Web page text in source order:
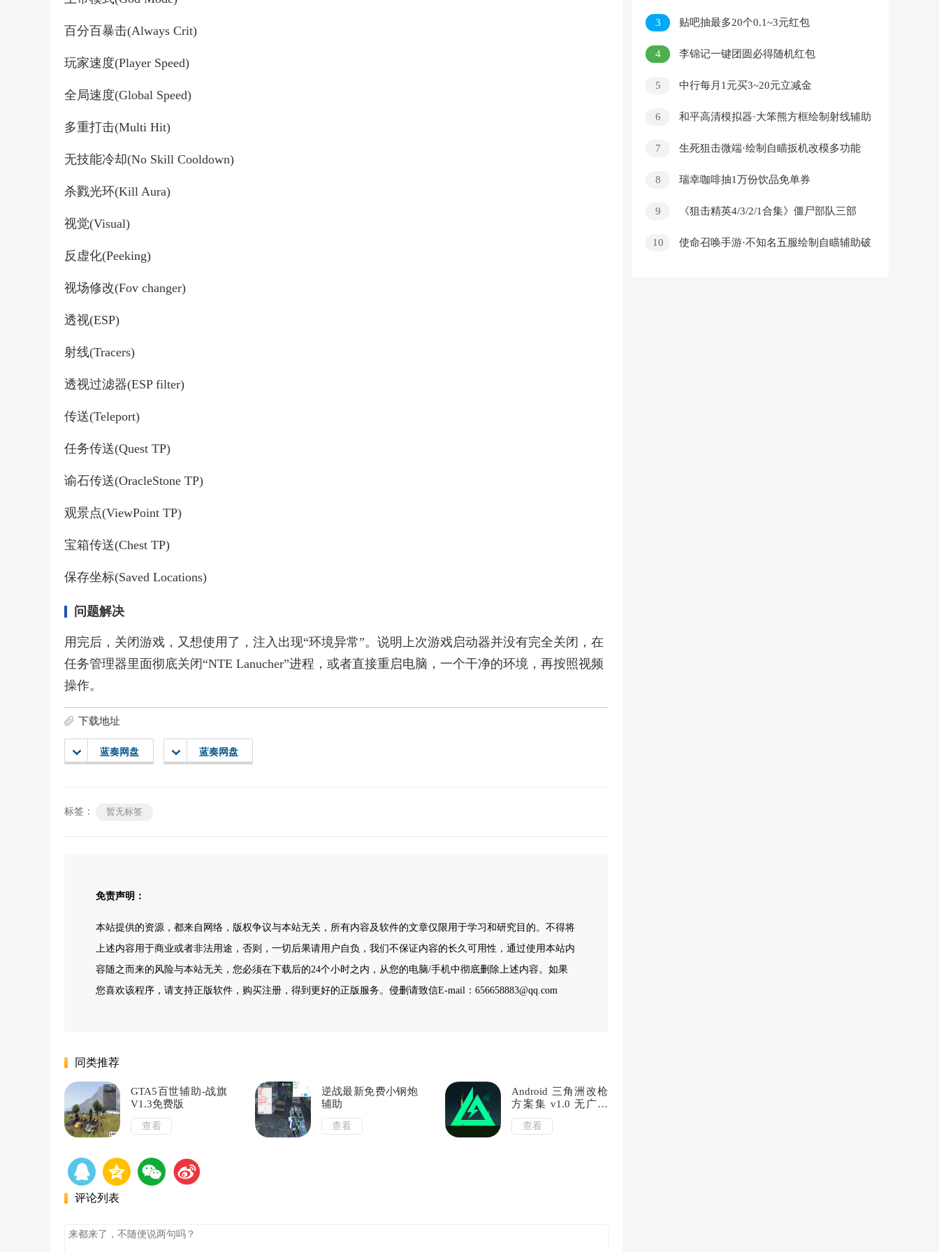
百分百暴击(Always Crit)
玩家速度(Player Speed)
全局速度(Global Speed)
多重打击(Multi Hit)
无技能冷却(No Skill Cooldown)
杀戮光环(Kill Aura)
视觉(Visual)
反虚化(Peeking)
视场修改(Fov changer)
透视(ESP)
射线(Tracers)
透视过滤器(ESP filter)
传送(Teleport)
任务传送(Quest TP)
谕石传送(OracleStone TP)
观景点(ViewPoint TP)
宝箱传送(Chest TP)
保存坐标(Saved Locations)
问题解决
用完后，关闭游戏，又想使用了，注入出现“环境异常”。说明上次游戏启动器并没有完全关闭，在
任务管理器里面彻底关闭“NTE Lanucher”进程，或者直接重启电脑，一个干净的环境，再按照视频
操作。
下载地址
蓝奏网盘 蓝奏网盘
标签： 暂无标签
免责声明：
本站提供的资源，都来自网络，版权争议与本站无关，所有内容及软件的文章仅限用于学习和研究目的。不得将
上述内容用于商业或者非法用途，否则，一切后果请用户自负，我们不保证内容的长久可用性，通过使用本站内
容随之而来的风险与本站无关，您必须在下载后的24个小时之内，从您的电脑/手机中彻底删除上述内容。如果
您喜欢该程序，请支持正版软件，购买注册，得到更好的正版服务。侵删请致信E-mail：656658883@qq.com
同类推荐
GTA5百世辅助-战旗
V1.3免费版
查看
逆战最新免费小钢炮
辅助
查看
Android 三角洲改枪
方案集 v1.0 无广告
纯净版
查看
评论列表
3 贴吧抽最多20个0.1~3元红包
4 李锦记一键团圆必得随机红包
5 中行每月1元买3~20元立减金
6
和平高清模拟器·大笨熊方框绘制射线辅助
7
生死狙击微端·绘制自瞄扳机改模多功能
8
瑞幸咖啡抽1万份饮品免单券
9
《狙击精英4/3/2/1合集》僵尸部队三部
10
使命召唤手游·不知名五服绘制自瞄辅助破